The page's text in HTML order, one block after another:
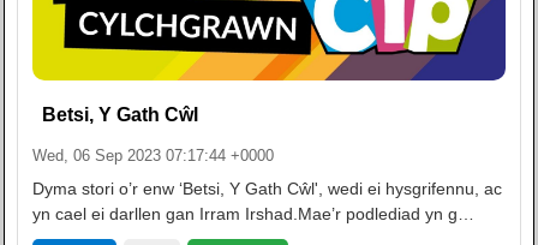
Betsi, Y Gath Cŵl
Wed, 06 Sep 2023 07:17:44 +0000
Dyma stori o’r enw ‘Betsi, Y Gath Cŵl', wedi ei hysgrifennu, ac
yn cael ei darllen gan Irram Irshad.Mae’r podlediad yn g…